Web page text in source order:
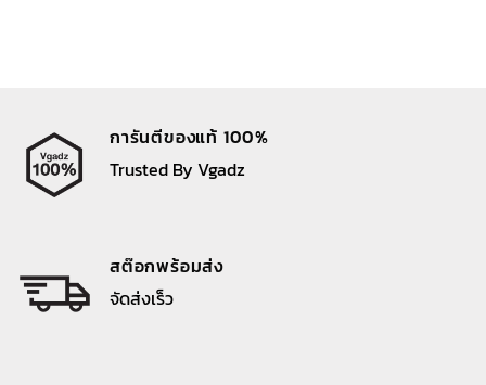
การันตีของแท้ 100%
Trusted By Vgadz
สต๊อกพร้อมส่ง
จัดส่งเร็ว